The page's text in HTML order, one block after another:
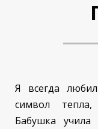
Я всегда
символ тепла,
Бабушка